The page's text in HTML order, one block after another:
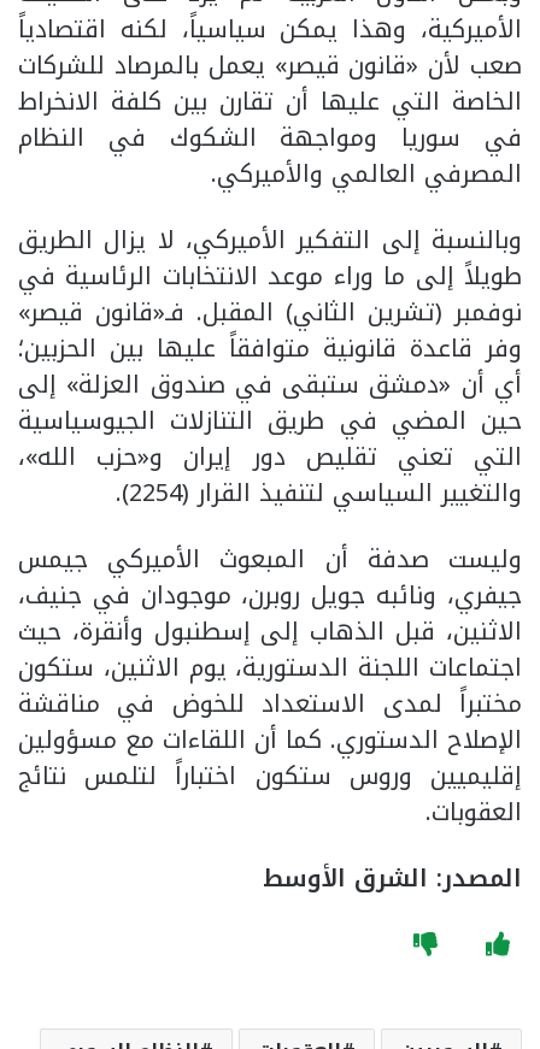
الأميركية، وهذا يمكن سياسياً، لكنه اقتصادياً
صعب لأن «قانون قيصر» يعمل بالمرصاد للشركات
الخاصة التي عليها أن تقارن بين كلفة الانخراط
في سوريا ومواجهة الشكوك في النظام
المصرفي العالمي والأميركي.
وبالنسبة إلى التفكير الأميركي، لا يزال الطريق
طويلاً إلى ما وراء موعد الانتخابات الرئاسية في
نوفمبر (تشرين الثاني) المقبل. فـ«قانون قيصر»
وفر قاعدة قانونية متوافقاً عليها بين الحزبين؛
أي أن «دمشق ستبقى في صندوق العزلة» إلى
حين المضي في طريق التنازلات الجيوسياسية
التي تعني تقليص دور إيران و«حزب الله»،
والتغيير السياسي لتنفيذ القرار (2254).
وليست صدفة أن المبعوث الأميركي جيمس
جيفري، ونائبه جويل روبرن، موجودان في جنيف،
الاثنين، قبل الذهاب إلى إسطنبول وأنقرة، حيث
اجتماعات اللجنة الدستورية، يوم الاثنين، ستكون
مختبراً لمدى الاستعداد للخوض في مناقشة
الإصلاح الدستوري. كما أن اللقاءات مع مسؤولين
إقليميين وروس ستكون اختباراً لتلمس نتائج
العقوبات.
المصدر: الشرق الأوسط